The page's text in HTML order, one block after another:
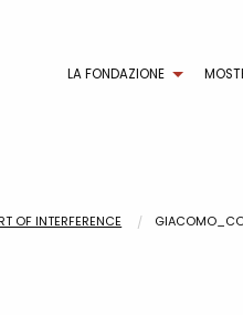
LA FONDAZIONE
OF INTERFERENCE